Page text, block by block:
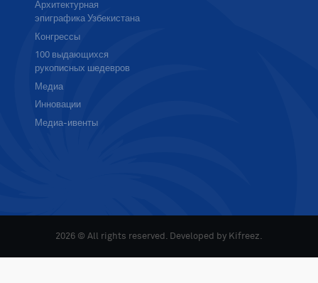
Архитектурная
эпиграфика Узбекистана
Конгрессы
100 выдающихся
рукописных шедевров
Медиа
Инновации
Медиа-ивенты
2026 © All rights reserved. Developed by Kifreez.